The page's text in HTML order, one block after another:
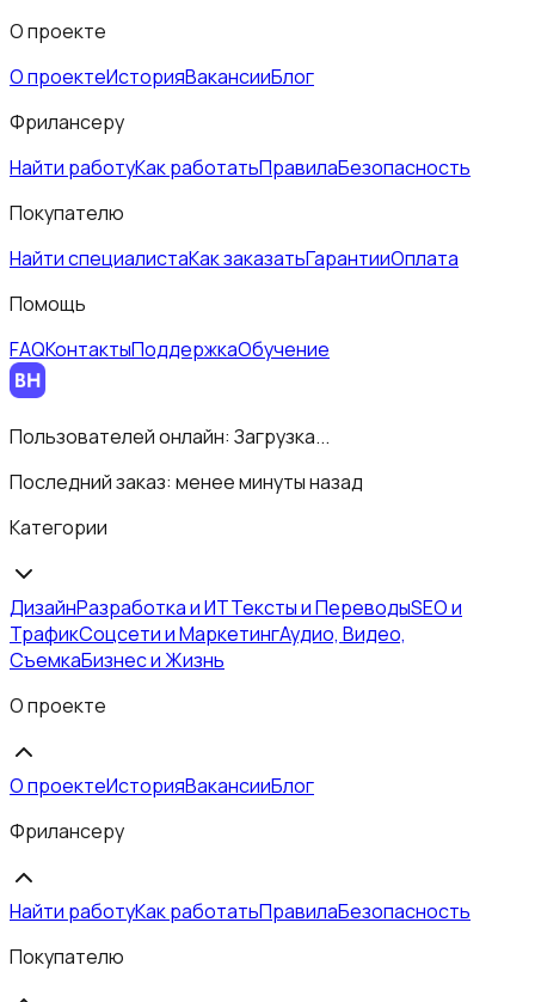
О проекте
О проектеИсторияВакансииБлог
Фрилансеру
Найти работуКак работатьПравилаБезопасность
Покупателю
Найти специалистаКак заказатьГарантииОплата
Помощь
FAQКонтактыПоддержкаОбучение
Пользователей онлайн: Загрузка...
Последний заказ: менее минуты назад
Категории
ДизайнРазработка и ИТТексты и ПереводыSEO и
ТрафикСоцсети и МаркетингАудио, Видео,
СъемкаБизнес и Жизнь
О проекте
О проектеИсторияВакансииБлог
Фрилансеру
Найти работуКак работатьПравилаБезопасность
Покупателю